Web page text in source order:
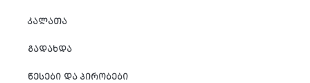
ᲙᲐᲚᲐᲗᲐ
ᲒᲐᲓᲐᲮᲓᲐ
ᲬᲔᲡᲔᲑᲘ ᲓᲐ ᲞᲘᲠᲝᲑᲔᲑᲘ